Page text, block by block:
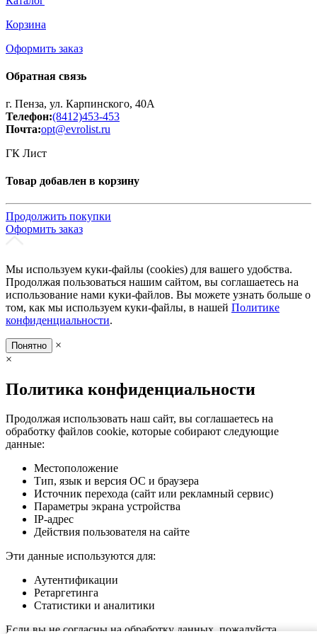
Корзина
Оформить заказ
Обратная связь
г. Пенза, ул. Карпинского, 40А
Телефон:(8412)453-453
Почта:opt@evrolist.ru
ГК Лист
Товар добавлен в корзину
Продолжить покупки
Оформить заказ
Мы используем куки-файлы (cookies) для вашего удобства.
Продолжая пользоваться нашим сайтом, вы соглашаетесь на
использование нами куки-файлов. Вы можете узнать больше о
том, как мы используем куки-файлы, в нашей Политике
конфиденциальности.
Понятно
×
×
Политика конфиденциальности
Продолжая использовать наш сайт, вы соглашаетесь на
обработку файлов cookie, которые собирают следующие
данные:
Местоположение
Тип, язык и версия ОС и браузера
Источник перехода (сайт или рекламный сервис)
Параметры экрана устройства
IP-адрес
Действия пользователя на сайте
Эти данные используются для:
Аутентификации
Ретаргетинга
Статистики и аналитики
Если вы не согласны на обработку данных, пожалуйста,